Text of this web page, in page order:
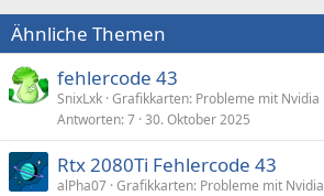
Ähnliche Themen
fehlercode 43
SnixLxk Grafikkarten: Probleme mit Nvidia
Antworten 7 30. Oktober 2025
Rtx 2080Ti Fehlercode 43
alPha07 Grafikkarten: Probleme mit Nvidia